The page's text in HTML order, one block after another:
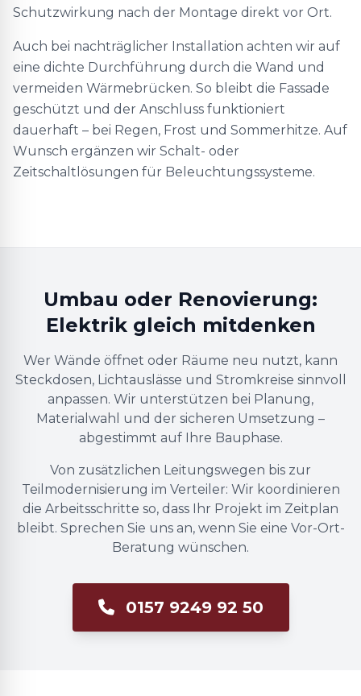
Schutzwirkung nach der Montage direkt vor Ort.
Auch bei nachträglicher Installation achten wir auf
eine dichte Durchführung durch die Wand und
vermeiden Wärmebrücken. So bleibt die Fassade
geschützt und der Anschluss funktioniert
dauerhaft – bei Regen, Frost und Sommerhitze. Auf
Wunsch ergänzen wir Schalt- oder
Zeitschaltlösungen für Beleuchtungssysteme.
Umbau oder Renovierung:
Elektrik gleich mitdenken
Wer Wände öffnet oder Räume neu nutzt, kann
Steckdosen, Lichtauslässe und Stromkreise sinnvoll
anpassen. Wir unterstützen bei Planung,
Materialwahl und der sicheren Umsetzung –
abgestimmt auf Ihre Bauphase.
Von zusätzlichen Leitungswegen bis zur
Teilmodernisierung im Verteiler: Wir koordinieren
die Arbeitsschritte so, dass Ihr Projekt im Zeitplan
bleibt. Sprechen Sie uns an, wenn Sie eine Vor-Ort-
Beratung wünschen.
0157 9249 92 50